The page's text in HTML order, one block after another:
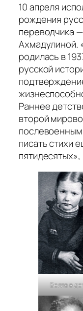
10 апреля
рождения
переводчика
Ахмадулиной.
родилась в
русской
Раннее
второй
писать стихи
Белла в